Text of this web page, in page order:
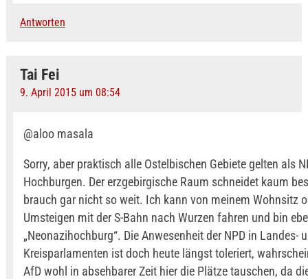
Antworten
Tai Fei
9. April 2015 um 08:54
@aloo masala
Sorry, aber praktisch alle Ostelbischen Gebiete gelten als
Hochburgen. Der erzgebirgische Raum schneidet kaum
brauch gar nicht so weit. Ich kann von meinem Wohnsitz
Umsteigen mit der S-Bahn nach Wurzen fahren und bin
„Neonazihochburg“. Die Anwesenheit der NPD in Landes-
Kreisparlamenten ist doch heute längst toleriert,
AfD wohl in absehbarer Zeit hier die Plätze tauschen, da